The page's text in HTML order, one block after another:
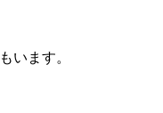
います。